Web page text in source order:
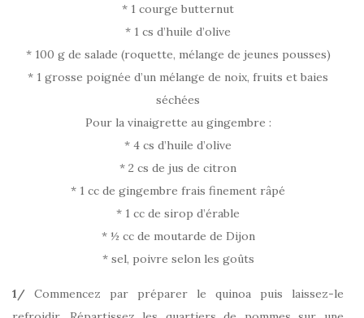
* 1 courge butternut
* 1 cs d’huile d’olive
* 100 g de salade (roquette, mélange de jeunes pousses)
* 1 grosse poignée d’un mélange de noix, fruits et baies
séchées
Pour la vinaigrette au gingembre :
* 4 cs d’huile d’olive
* 2 cs de jus de citron
* 1 cc de gingembre frais finement râpé
* 1 cc de sirop d’érable
* ½ cc de moutarde de Dijon
* sel, poivre selon les goûts
1/ Commencez par préparer le quinoa puis laissez-le